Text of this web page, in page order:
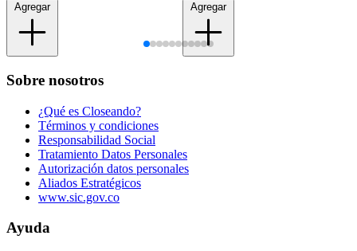
Agregar Agregar
Sobre nosotros
¿Qué es Closeando?
Términos y condiciones
Responsabilidad Social
Tratamiento Datos Personales
Autorización datos personales
Aliados Estratégicos
www.sic.gov.co
Ayuda